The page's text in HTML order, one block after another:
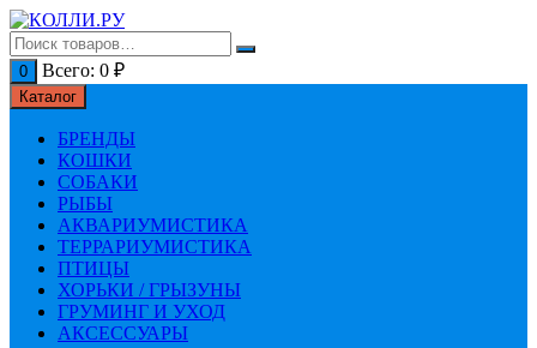
Перейти
к
содержимому
0 Всего: 0 ₽
Каталог
БРЕНДЫ
КОШКИ
СОБАКИ
РЫБЫ
АКВАРИУМИСТИКА
ТЕРРАРИУМИСТИКА
ПТИЦЫ
ХОРЬКИ / ГРЫЗУНЫ
ГРУМИНГ И УХОД
АКСЕССУАРЫ